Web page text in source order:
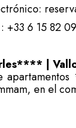
+33 6 15 82
|
en el